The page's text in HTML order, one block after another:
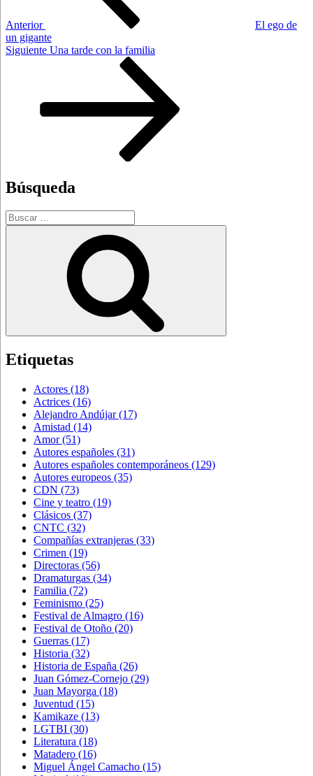
Anterior
El ego de
un gigante
Siguiente
Siguiente Una tarde con la familia
Búsqueda
Buscar
por:
Etiquetas
Actores (18)
Actrices (16)
Alejandro Andújar(17)
Amistad (14)
Amor(51)
Autores españoles (31)
Autores españoles contemporáneos (129)
Autores europeos (35)
CDN (73)
Cine y teatro (19)
Clásicos (37)
CNTC (32)
Compañías extranjeras (33)
Crimen (19)
Directoras (56)
Dramaturgas (34)
Familia (72)
Feminismo (25)
Festival de Almagro (16)
Festival de Otoño (20)
Guerras (17)
Historia (32)
Historia de España (26)
Juan Gómez-Cornejo (29)
Juan Mayorga (18)
Juventud (15)
Kamikaze (13)
LGTBI (30)
Literatura (18)
Matadero (16)
Miguel Ángel Camacho (15)